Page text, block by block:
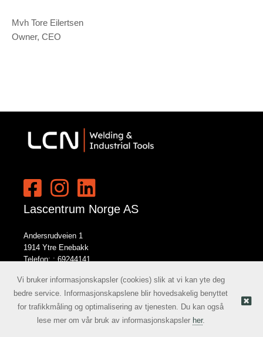
Mvh Tore Eilertsen
Owner, CEO
Lascentrum Norge AS
Andersrudveien 1
1914 Ytre Enebakk
Telefon: :69244141
© Lascentrum Norge AS |Nettbutikk levert av Kréatif
Vi bruker informasjonskapsler (cookies) slik at vi kan yte deg
bedre service. Informasjonskapslene blir hovedsakelig benyttet
for trafikkmåling og optimalisering av tjenesten. Du kan også
lese mer om vår bruk av informasjonskapsler her.